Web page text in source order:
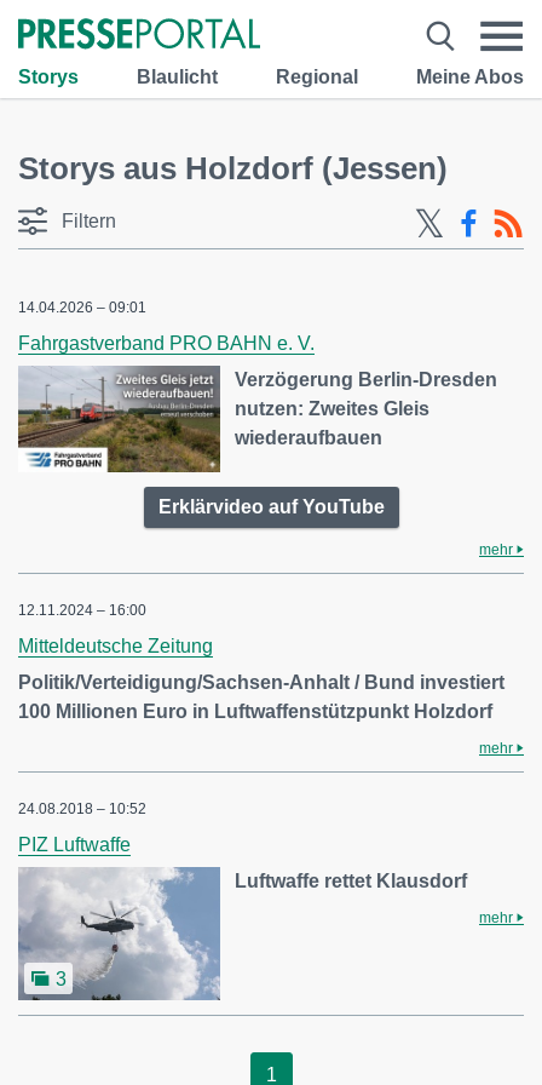
Storys Blaulicht Regional Meine Abos
Storys aus Holzdorf (Jessen)
Filtern
14.04.2026 – 09:01
Fahrgastverband PRO BAHN e. V.
Verzögerung Berlin-Dresden
nutzen: Zweites Gleis
wiederaufbauen
Erklärvideo auf YouTube
mehr
12.11.2024 – 16:00
Mitteldeutsche Zeitung
Politik/Verteidigung/Sachsen-Anhalt / Bund investiert
100 Millionen Euro in Luftwaffenstützpunkt Holzdorf
mehr
24.08.2018 – 10:52
PIZ Luftwaffe
3
Luftwaffe rettet Klausdorf
mehr
1